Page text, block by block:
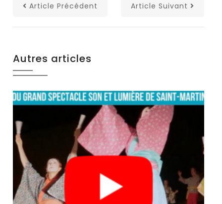
Article Précédent Article Suivant
Autres articles